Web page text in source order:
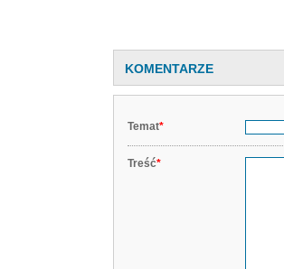
KOMENTARZE
Temat*
Treść*